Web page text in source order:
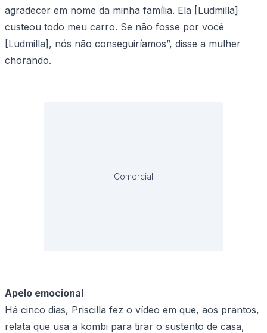
agradecer em nome da minha família. Ela [Ludmilla]
custeou todo meu carro. Se não fosse por você
[Ludmilla], nós não conseguiríamos”, disse a mulher
chorando.
Comercial
Apelo emocional
Há cinco dias, Priscilla fez o vídeo em que, aos prantos,
relata que usa a kombi para tirar o sustento de casa,